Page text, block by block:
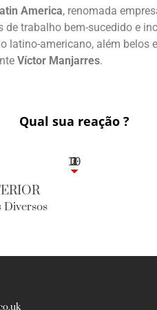
America, renomada
de trabalho bem-sucedido e
latino-americano, além belos
Víctor Manjarres.
Qual sua reação ?
3
1
1
2
10
Diversos